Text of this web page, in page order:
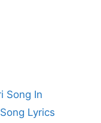
Song In
Song Lyrics